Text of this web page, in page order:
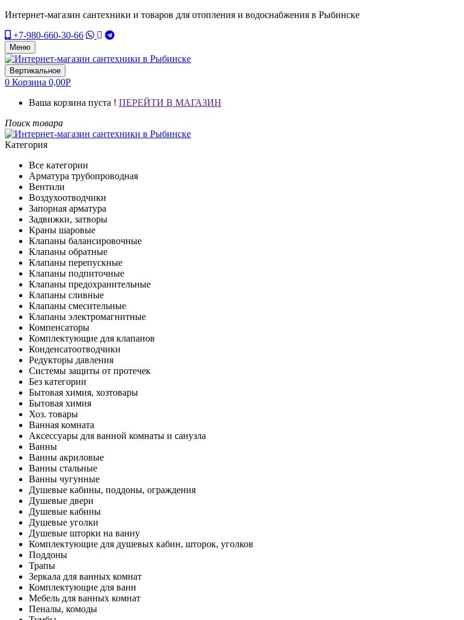
Интернет-магазин сантехники и товаров для отопления и водоснабжения в Рыбинске
+7-980-660-30-66
Меню
Вертикальное
0 Корзина 0,00Р
Ваша корзина пуста ! ПЕРЕЙТИ В МАГАЗИН
Поиск товара
Категория
Все категории
Арматура трубопроводная
Вентили
Воздухоотводчики
Запорная арматура
Задвижки, затворы
Краны шаровые
Клапаны балансировочные
Клапаны обратные
Клапаны перепускные
Клапаны подпиточные
Клапаны предохранительные
Клапаны сливные
Клапаны смесительные
Клапаны электромагнитные
Компенсаторы
Комплектующие для клапанов
Конденсатоотводчики
Редукторы давления
Системы защиты от протечек
Без категории
Бытовая химия, хозтовары
Бытовая химия
Хоз. товары
Ванная комната
Аксессуары для ванной комнаты и санузла
Ванны
Ванны акриловые
Ванны стальные
Ванны чугунные
Душевые кабины, поддоны, ограждения
Душевые двери
Душевые кабины
Душевые уголки
Душевые шторки на ванну
Комплектующие для душевых кабин, шторок, уголков
Поддоны
Трапы
Зеркала для ванных комнат
Комплектующие для ванн
Мебель для ванных комнат
Пеналы, комоды